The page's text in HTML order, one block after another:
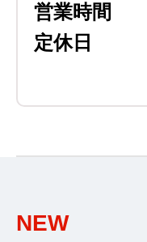
営業時間
定休日
NEW